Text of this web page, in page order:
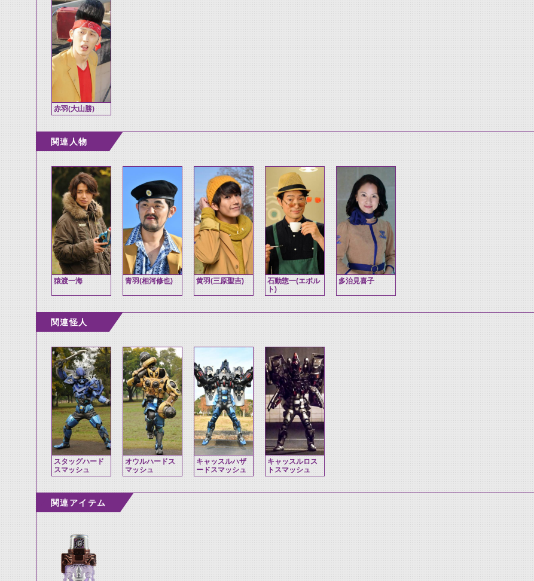
赤羽(大山勝)
関連人物
猿渡一海 青羽(相河修也) 黄羽(三原聖吉)
石動惣一(エボル
ト)
多治見喜子
関連怪人
スタッグハード
スマッシュ
オウルハードス
マッシュ
キャッスルハザ
ードスマッシュ
キャッスルロス
トスマッシュ
関連アイテム